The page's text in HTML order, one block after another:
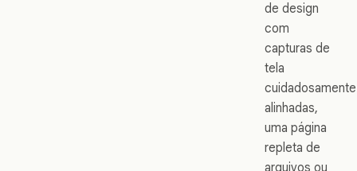
de design
com
capturas de
tela
cuidadosamente
alinhadas,
uma página
repleta de
arquivos ou